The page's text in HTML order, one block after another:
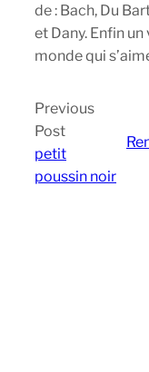
de : Bach, Du
et Dany. Enfin
monde qui
Previous
Post
petit
poussin noir